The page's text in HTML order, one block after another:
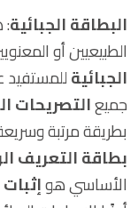
البطاقة الجبائية:
الطبيعيين أو
الجبائيةللمستفيد
جميعالتصريحات
بطريقة مرتبة
بطاقة التعريف
الأساسي هو